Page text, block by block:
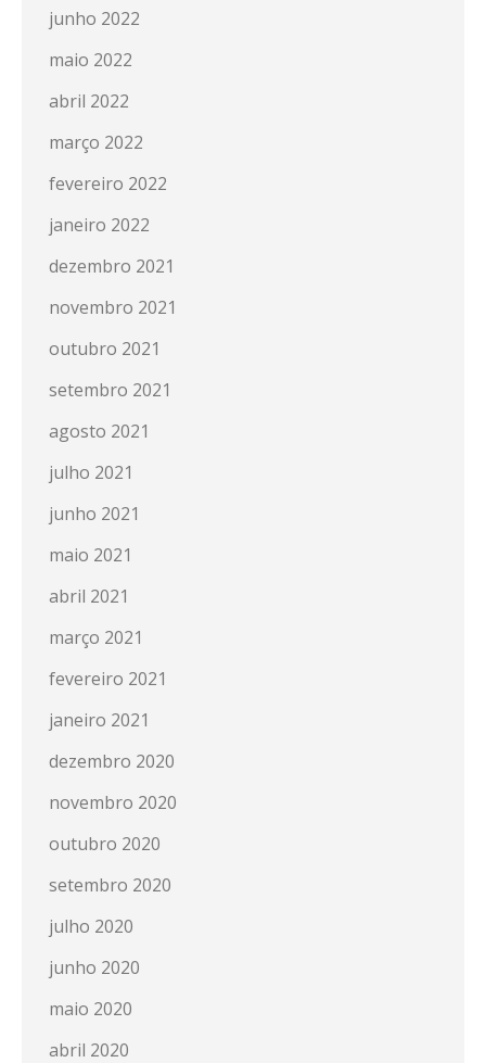
junho 2022
maio 2022
abril 2022
março 2022
fevereiro 2022
janeiro 2022
dezembro 2021
novembro 2021
outubro 2021
setembro 2021
agosto 2021
julho 2021
junho 2021
maio 2021
abril 2021
março 2021
fevereiro 2021
janeiro 2021
dezembro 2020
novembro 2020
outubro 2020
setembro 2020
julho 2020
junho 2020
maio 2020
abril 2020